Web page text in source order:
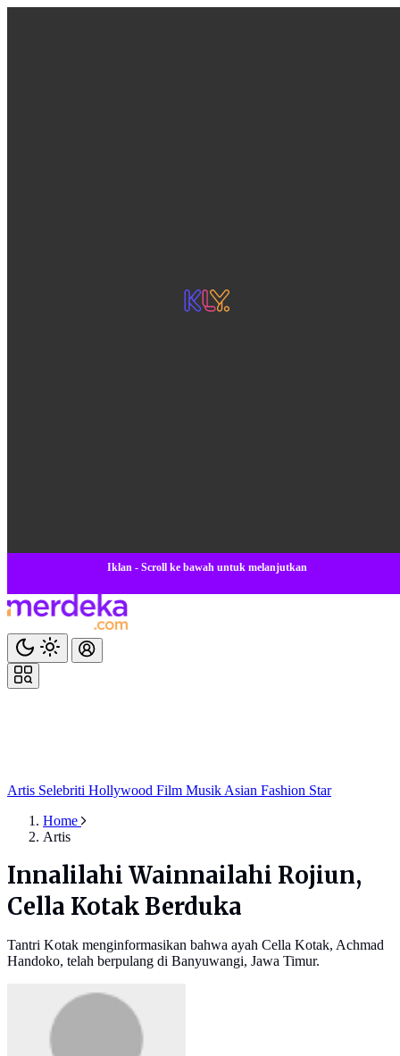
Iklan - Scroll ke bawah untuk melanjutkan
Artis Selebriti Hollywood Film Musik Asian Fashion Star
Home
Artis
Innalilahi Wainnailahi Rojiun,
Cella Kotak Berduka
Tantri Kotak menginformasikan bahwa ayah Cella Kotak, Achmad
Handoko, telah berpulang di Banyuwangi, Jawa Timur.